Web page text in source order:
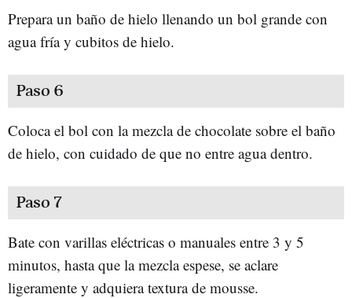
Prepara un baño de hielo llenando un bol grande con
agua fría y cubitos de hielo.
Paso 6
Coloca el bol con la mezcla de chocolate sobre el baño
de hielo, con cuidado de que no entre agua dentro.
Paso 7
Bate con varillas eléctricas o manuales entre 3 y 5
minutos, hasta que la mezcla espese, se aclare
ligeramente y adquiera textura de mousse.